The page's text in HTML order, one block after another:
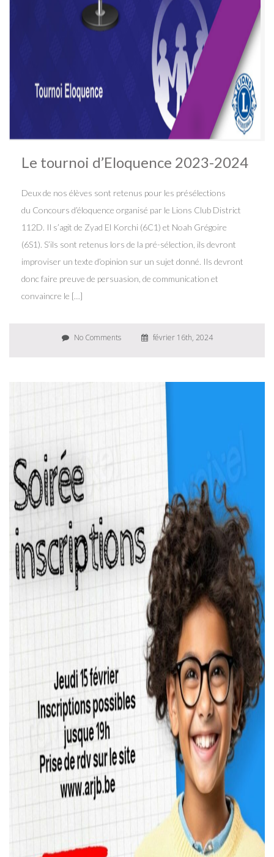
Le tournoi d’Eloquence 2023-2024
Deux de nos élèves sont retenus pour les présélections
du Concours d’éloquence organisé par le Lions Club District
112D. Il s’agit de Zyad El Korchi (6C1) et Noah Grégoire
(6S1). S’ils sont retenus lors de la pré-sélection, ils devront
improviser un texte d’opinion sur un sujet donné. Ils devront
donc faire preuve de persuasion, de communication et
convaincre le […]
No Comments février 16th, 2024